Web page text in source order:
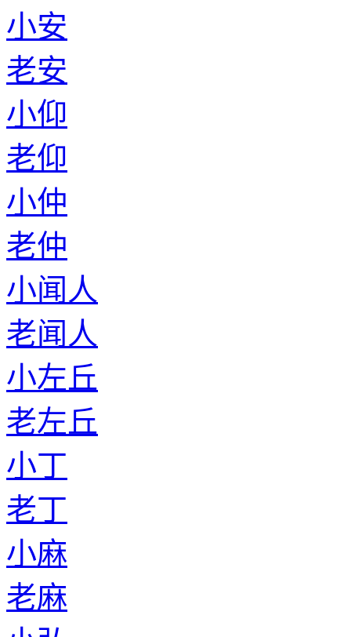
小安
老安
小仰
老仰
小仲
老仲
小闻人
老闻人
小左丘
老左丘
小丁
老丁
小麻
老麻